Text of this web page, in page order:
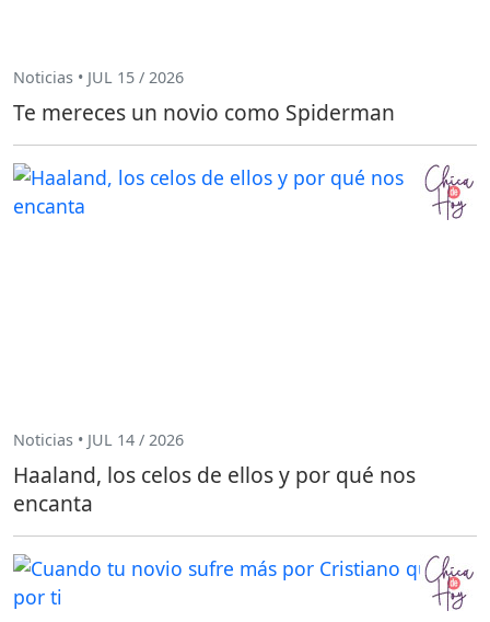
Noticias • JUL 15 / 2026
Te mereces un novio como Spiderman
Noticias • JUL 14 / 2026
Haaland, los celos de ellos y por qué nos
encanta